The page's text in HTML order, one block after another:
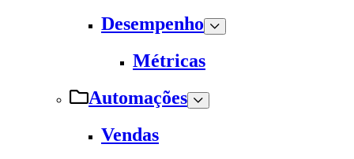
Desempenho
Métricas
Automações
Vendas